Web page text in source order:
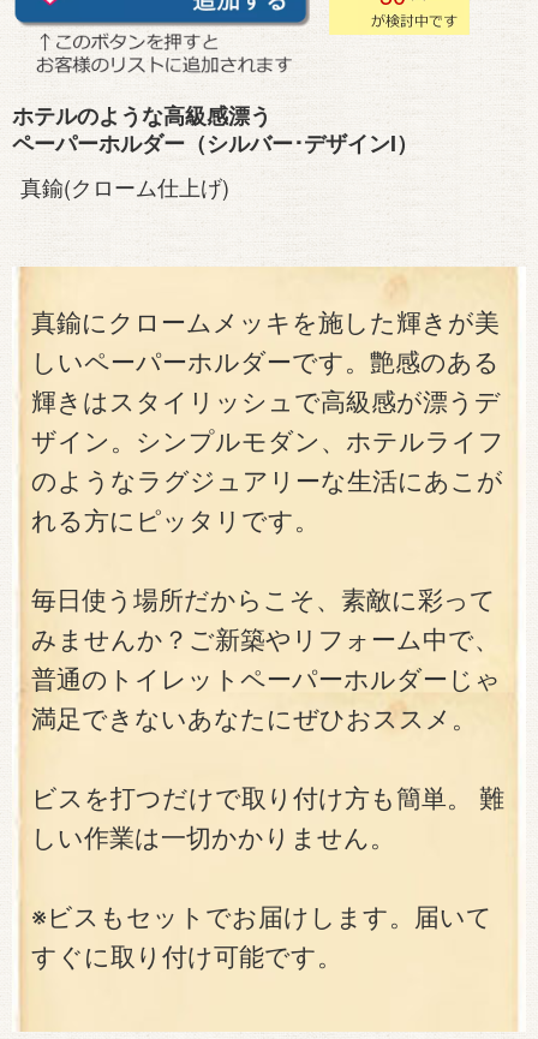
ホテルのような高級感漂う
ペーパーホルダー（シルバー･デザインI）
真鍮(クローム仕上げ)
真鍮にクロームメッキを施した輝きが美
しいペーパーホルダーです。艶感のある
輝きはスタイリッシュで高級感が漂うデ
ザイン。シンプルモダン、ホテルライフ
のようなラグジュアリーな生活にあこが
れる方にピッタリです。
毎日使う場所だからこそ、素敵に彩って
みませんか？ご新築やリフォーム中で、
普通のトイレットペーパーホルダーじゃ
満足できないあなたにぜひおススメ。
ビスを打つだけで取り付け方も簡単。 難
しい作業は一切かかりません。
※ビスもセットでお届けします。届いて
すぐに取り付け可能です。